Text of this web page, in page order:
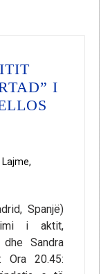
I
Lajme,
Spanjë)
i aktit,
Sandra
Ora 20.45: